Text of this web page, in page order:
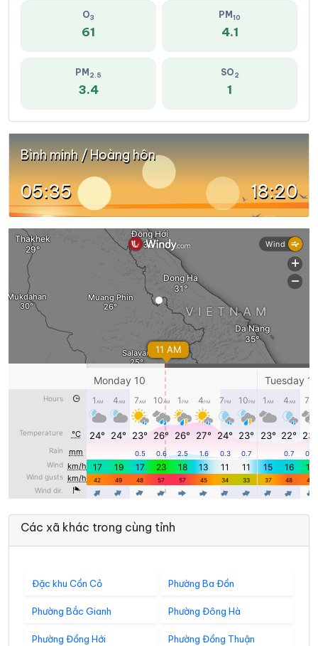
O3
61
PM 10
4.1
PM 2.5
3.4
SO2
1
Bình minh / Hoàng hôn
05:35 18:20
Các xã khác trong cùng tỉnh
Đặc khu Cồn Cỏ Phường Ba Đồn
Phường Bắc Gianh Phường Đông Hà
Phường Đồng Hới Phường Đồng Thuận